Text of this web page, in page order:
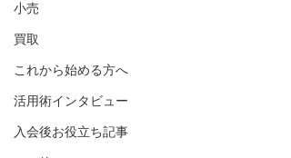
小売
買取
これから始める方へ
活用術インタビュー
入会後お役立ち記事